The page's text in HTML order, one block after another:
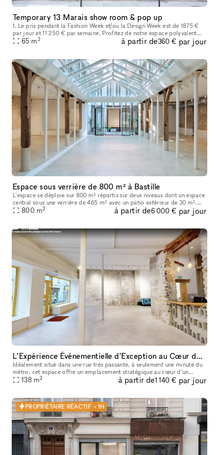
Temporary 13 Marais show room & pop up
1. Le prix pendant la Fashion Week et/ou la Design Week est de 1875 €
par jour et 11 250 € par semaine. Profitez de notre espace polyvalent
idéal pour les showrooms de mode, les produits de luxe, les
65 m2 à partir de360 € par jour
Espace sous verrière de 800 m² à Bastille
L'espace se déploie sur 800 m² répartis sur deux niveaux dont un espace
central sous une verrière de 465 m² avec un patio extérieur de 30 m².
Vous trouverez en pièce jointe une présentation détaillée
800 m2 à partir de6 000 € par jour
L’Expérience Événementielle d’Exception au Cœur de Bastille
Idéalement situé dans une rue très passante, à seulement une minute du
métro, cet espace offre un emplacement stratégique au cœur d’un
quartier dynamique et recherché. La boutique de 90 m² bénéficie
138 m2 à partir de1 140 € par jour
PROPRIÉTAIRE RÉACTIF < 1H